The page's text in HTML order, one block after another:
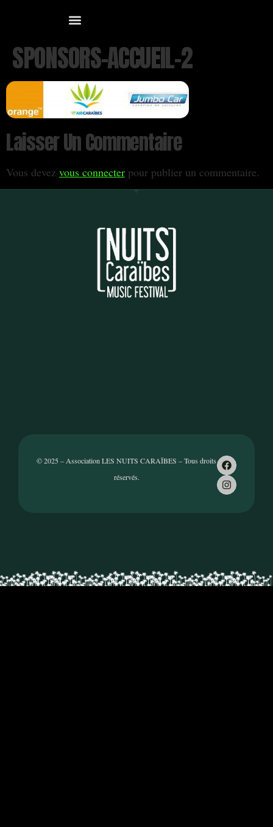
SPONSORS-ACCUEIL-2
Laisser Un Commentaire
Vous devez vous connecter pour publier un commentaire.
© 2025 – Association LES NUITS CARAÏBES – Tous droits
réservés.